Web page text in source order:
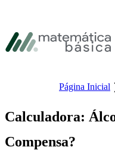
Pular Rodapé
Página Inicial
Calculadora:
Compensa?